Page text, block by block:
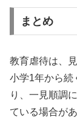
まとめ
教育虐待は、
小学1年から続
り、一見順調
ている場合があ